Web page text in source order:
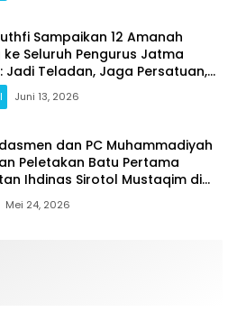
Sampaikan 12 Amanah
ke Seluruh Pengurus Jatma
Jadi Teladan, Jaga Persatuan,
Fitnah
Juni 13, 2026
dan PC Muhammadiyah
Peletakan Batu Pertama
Ihdinas Sirotol Mustaqim di
Sampang
Mei 24, 2026